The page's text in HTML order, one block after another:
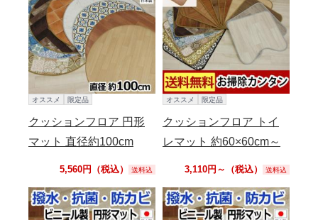
オススメ 限定品
クッションフロア 円形
マット 直径約100cm
5,560円（税込） 送料込
オススメ 限定品
クッションフロア トイ
レマット 約60×60cm～
3,110円～（税込） 送料込